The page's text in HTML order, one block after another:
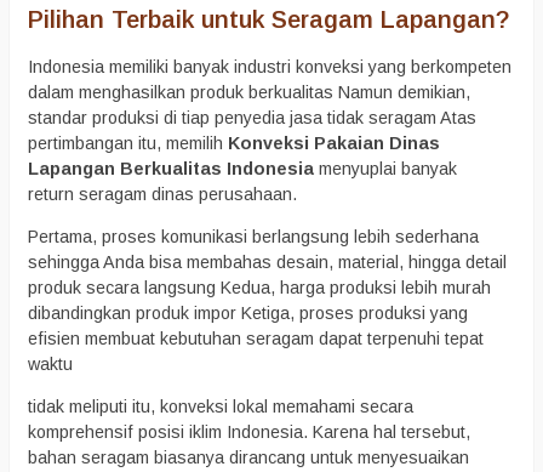
Pilihan Terbaik untuk Seragam Lapangan?
Indonesia memiliki banyak industri konveksi yang berkompeten
dalam menghasilkan produk berkualitas Namun demikian,
standar produksi di tiap penyedia jasa tidak seragam Atas
pertimbangan itu, memilih Konveksi Pakaian Dinas
Lapangan Berkualitas Indonesia menyuplai banyak
return seragam dinas perusahaan.
Pertama, proses komunikasi berlangsung lebih sederhana
sehingga Anda bisa membahas desain, material, hingga detail
produk secara langsung Kedua, harga produksi lebih murah
dibandingkan produk impor Ketiga, proses produksi yang
efisien membuat kebutuhan seragam dapat terpenuhi tepat
waktu
tidak meliputi itu, konveksi lokal memahami secara
komprehensif posisi iklim Indonesia. Karena hal tersebut,
bahan seragam biasanya dirancang untuk menyesuaikan